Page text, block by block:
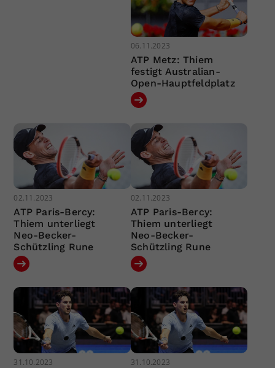
06.11.2023
ATP Metz: Thiem
festigt Australian-
Open-Hauptfeldplatz
02.11.2023
ATP Paris-Bercy:
Thiem unterliegt
Neo-Becker-
Schützling Rune
02.11.2023
ATP Paris-Bercy:
Thiem unterliegt
Neo-Becker-
Schützling Rune
31.10.2023 31.10.2023